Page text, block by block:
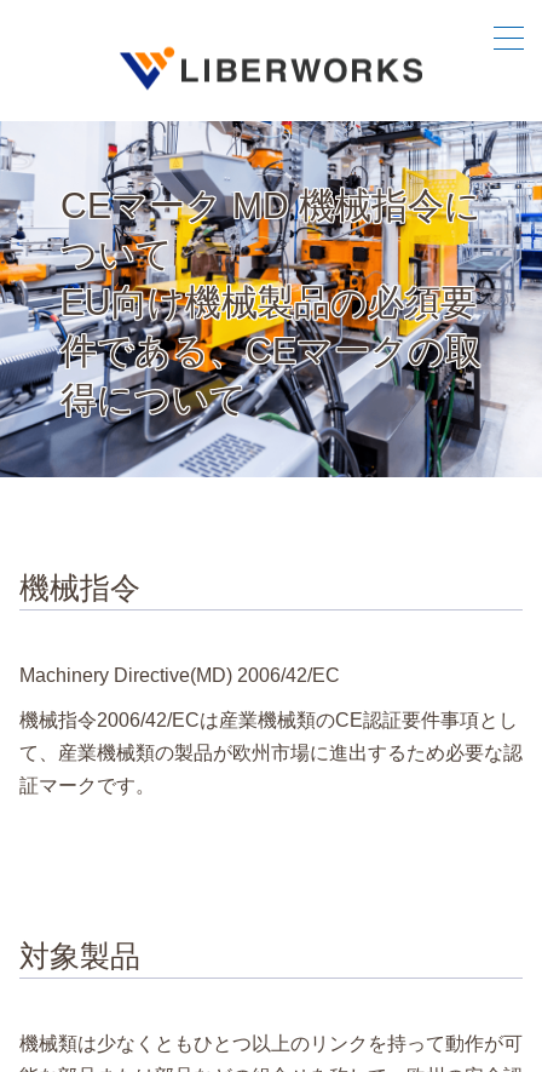
CEマーク MD 機械指令に
ついて
EU向け機械製品の必須要
件である、CEマークの取
得について
機械指令
Machinery Directive(MD) 2006/42/EC
機械指令2006/42/ECは産業機械類のCE認証要件事項とし
て、産業機械類の製品が欧州市場に進出するため必要な認
証マークです。
対象製品
機械類は少なくともひとつ以上のリンクを持って動作が可